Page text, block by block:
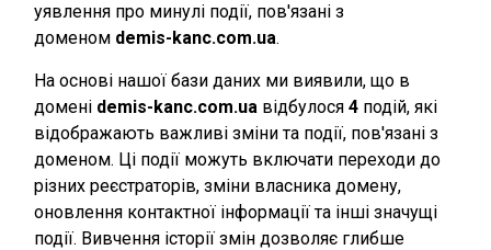
уявлення про минулі події, пов'язані з
доменом demis-kanc.com.ua.
На основі нашої бази даних ми виявили, що в
домені demis-kanc.com.ua відбулося 4 подій, які
відображають важливі зміни та події, пов'язані з
доменом. Ці події можуть включати переходи до
різних реєстраторів, зміни власника домену,
оновлення контактної інформації та інші значущі
події. Вивчення історії змін дозволяє глибше